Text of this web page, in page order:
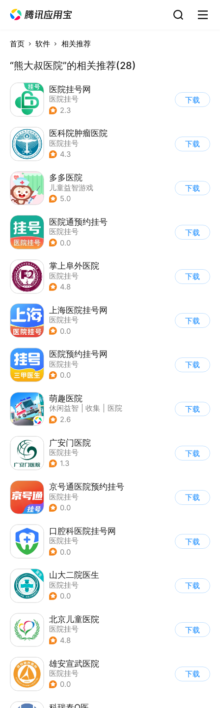
首页 软件 相关推荐
“熊大叔医院”的相关推荐(28)
医院挂号网
医院挂号
2.3
下载
医科院肿瘤医院
医院挂号
4.3
下载
多多医院
儿童益智游戏
| 医院挂号
5.0
下载
医院通预约挂号
医院挂号
0.0
下载
掌上阜外医院
医院挂号
4.8
下载
上海医院挂号网
医院挂号
0.0
下载
医院预约挂号网
医院挂号
0.0
下载
萌趣医院
休闲益智 收集
医院
| 卡通
2.6
下载
广安门医院
医院挂号
1.3
下载
京号通医院预约挂号
医院挂号
0.0
下载
口腔科医院挂号网
医院挂号
0.0
下载
山大二院医生
医院挂号
0.0
下载
北京儿童医院
医院挂号
4.8
下载
雄安宣武医院
医院挂号
0.0
下载